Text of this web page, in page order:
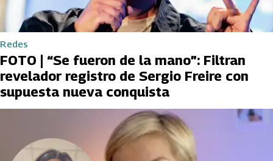
Redes
FOTO | “Se fueron de la mano”: Filtran
revelador registro de Sergio Freire con
supuesta nueva conquista